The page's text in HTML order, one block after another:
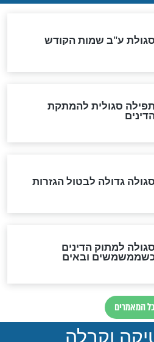
על כל השנים"
לחשב את הקץ?
בימות המשיח?